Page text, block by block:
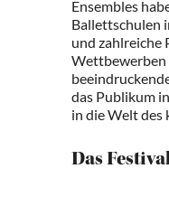
Ensembles
Ballettschulen
und zahlreiche
das Publikum
in die Welt des
Das